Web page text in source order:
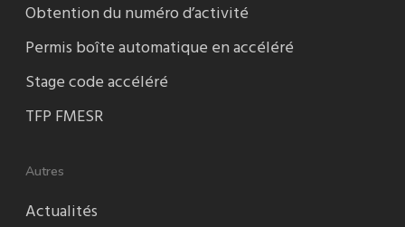
Obtention du numéro d’activité
Permis boîte automatique en accéléré
Stage code accéléré
TFP FMESR
Autres
Actualités